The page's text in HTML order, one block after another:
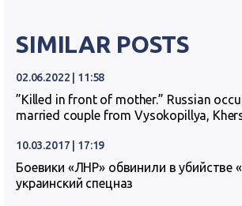
SIMILAR POSTS
02.06.2022 | 11:58
”Killed in front of mother.” Russian
married couple from Vysokopillya,
10.03.2017 | 17:19
Боевики «ЛНР» обвинили в убийстве
украинский спецназ